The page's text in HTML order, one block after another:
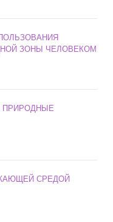
ЗОНЫ ЧЕЛОВЕКОМ
ПРИРОДНЫЕ
СРЕДОЙ